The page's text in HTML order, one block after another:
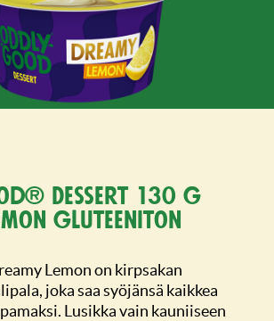
Dessert 130 g
gluteeniton
Lemon on kirpsakan
joka saa syöjänsä kaikkea
Lusikka vain kauniiseen